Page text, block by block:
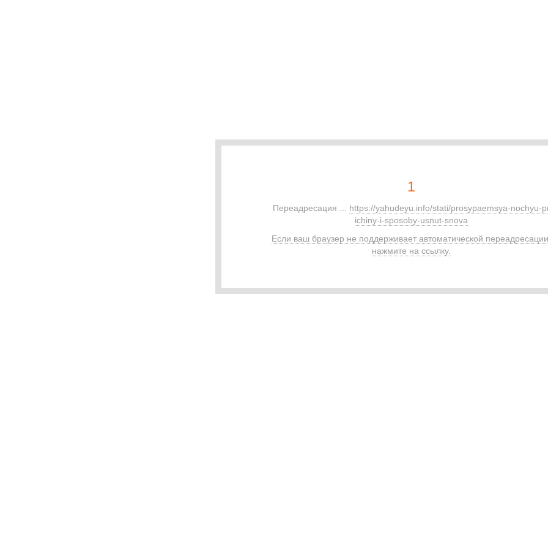
1
Переадресация ... https://yahudeyu.info/stati/prosypaemsya-nochyu-
ichiny-i-sposoby-usnut-snova
Если ваш браузер не поддерживает автоматической
нажмите на ссылку.